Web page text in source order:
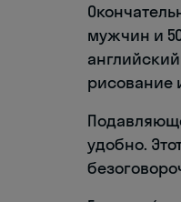
мужчин и
рисование
удобно.